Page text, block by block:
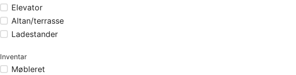
Elevator
Altan/terrasse
Ladestander
Inventar
Møbleret